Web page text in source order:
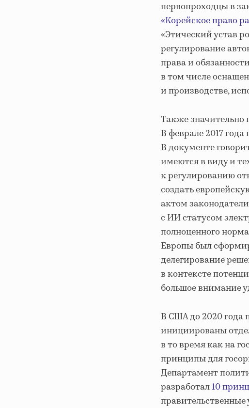
первопроходцы в
«Корейское право
«Этический устав
регулирование
права и
в том числе
и производстве,
Также значительно
В феврале 2017
В документе
имеются в виду и
к регулированию
создать
актом
с ИИ статусом
полноценного
Европы был
делегирование
в контексте
большое внимание
В США до 2020 года
инициированы
в то время как на
принципы для
Департамент
разработал10